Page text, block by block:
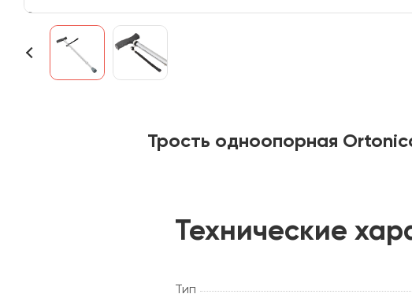
Трость одноопорная
Технические
Тип